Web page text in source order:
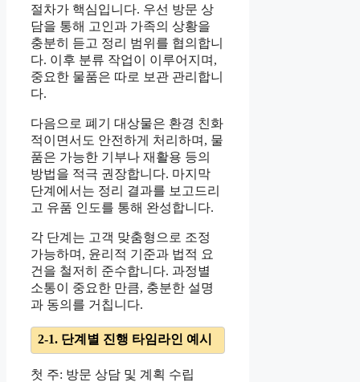
절차가 핵심입니다. 우선 방문 상
담을 통해 고인과 가족의 상황을
충분히 듣고 정리 범위를 협의합니
다. 이후 분류 작업이 이루어지며,
중요한 물품은 따로 보관 관리합니
다.
다음으로 폐기 대상물은 환경 친화
적이면서도 안전하게 처리하며, 물
품은 가능한 기부나 재활용 등의
방법을 적극 권장합니다. 마지막
단계에서는 정리 결과를 보고드리
고 유품 인도를 통해 완성합니다.
각 단계는 고객 맞춤형으로 조정
가능하며, 윤리적 기준과 법적 요
건을 철저히 준수합니다. 과정별
소통이 중요한 만큼, 충분한 설명
과 동의를 거칩니다.
2-1. 단계별 진행 타임라인 예시
첫 주: 방문 상담 및 계획 수립